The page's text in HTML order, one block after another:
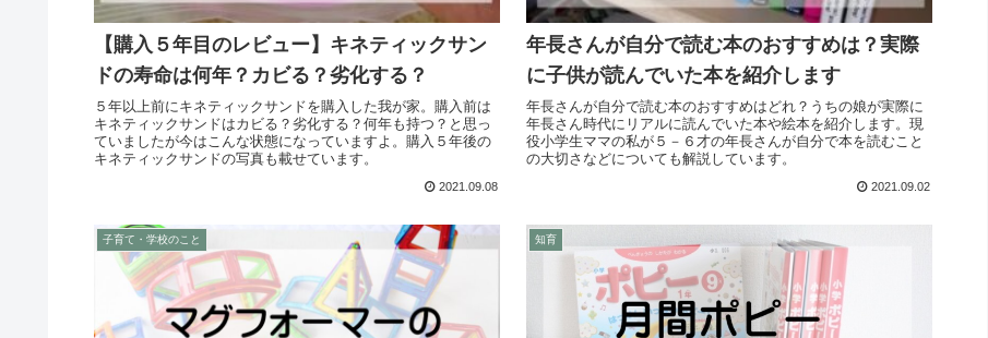
【購入５年目のレビュー】キネティックサン
ドの寿命は何年？カビる？劣化する？
５年以上前にキネティックサンドを購入した我が家。購入前は
キネティックサンドはカビる？劣化する？何年も持つ？と思っ
ていましたが今はこんな状態になっていますよ。購入５年後の
キネティックサンドの写真も載せています。
2021.09.08
年長さんが自分で読む本のおすすめは？実際
に子供が読んでいた本を紹介します
年長さんが自分で読む本のおすすめはどれ？うちの娘が実際に
年長さん時代にリアルに読んでいた本や絵本を紹介します。現
役小学生ママの私が５－６才の年長さんが自分で本を読むこと
の大切さなどについても解説しています。
2021.09.02
子育て・学校のこと 知育